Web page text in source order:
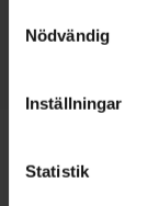
som kan ha
Du kan ändra
Nödvändig
Inställningar
Statistik
Skicka e-post
070-597 66 55